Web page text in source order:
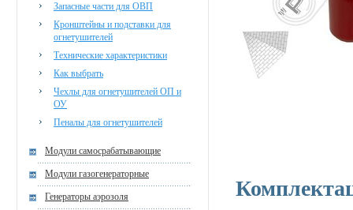
Запасные части для ОВП
Кронштейны и подставки для
огнетушителей
Технические характеристики
Как выбрать
Чехлы для огнетушителей ОП и
ОУ
Пеналы для огнетушителей
Модули самосрабатывающие
Модули газогенераторные
Генераторы аэрозоля